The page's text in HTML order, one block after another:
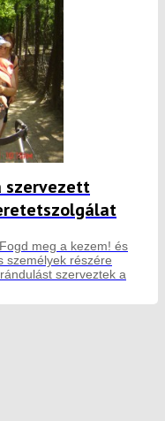
szervezett
meg a kezem! és
személyek részére
szerveztek a